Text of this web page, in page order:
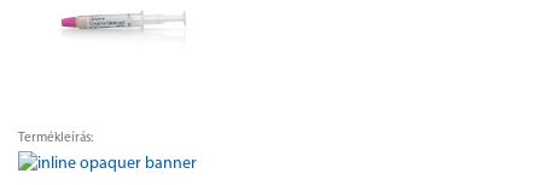
Termékleírás: